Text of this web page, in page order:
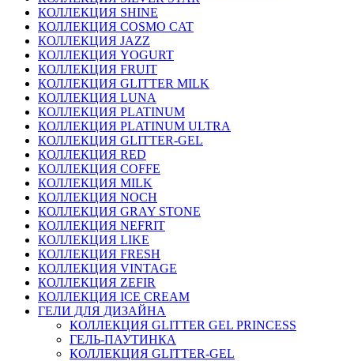
КОЛЛЕКЦИЯ SHINE
КОЛЛЕКЦИЯ COSMO CAT
КОЛЛЕКЦИЯ JAZZ
КОЛЛЕКЦИЯ YOGURT
КОЛЛЕКЦИЯ FRUIT
КОЛЛЕКЦИЯ GLITTER MILK
КОЛЛЕКЦИЯ LUNA
КОЛЛЕКЦИЯ PLATINUM
КОЛЛЕКЦИЯ PLATINUM ULTRA
КОЛЛЕКЦИЯ GLITTER-GEL
КОЛЛЕКЦИЯ RED
КОЛЛЕКЦИЯ COFFE
КОЛЛЕКЦИЯ MILK
КОЛЛЕКЦИЯ NOCH
КОЛЛЕКЦИЯ GRAY STONE
КОЛЛЕКЦИЯ NEFRIT
КОЛЛЕКЦИЯ LIKE
КОЛЛЕКЦИЯ FRESH
КОЛЛЕКЦИЯ VINTAGE
КОЛЛЕКЦИЯ ZEFIR
КОЛЛЕКЦИЯ ICE CREAM
ГЕЛИ ДЛЯ ДИЗАЙНА
КОЛЛЕКЦИЯ GLITTER GEL PRINCESS
ГЕЛЬ-ПАУТИНКА
КОЛЛЕКЦИЯ GLITTER-GEL